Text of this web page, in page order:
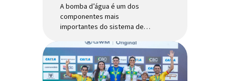
A bomba d’água é um dos
componentes mais
importantes do sistema de
garantir a circulação contínua
do líquido de arrefecimento
entre motor, radiador e demais
componentes do sistema,